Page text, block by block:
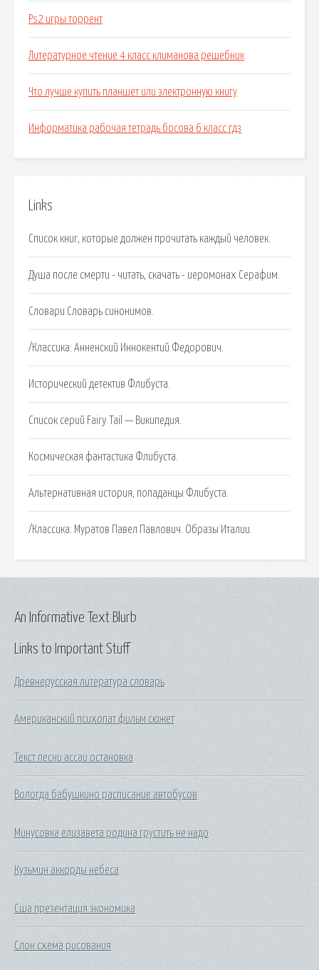
Ps2 игры торрент
Литературное чтение 4 класс климанова решебник
Что лучше купить планшет или электронную книгу
Информатика рабочая тетрадь босова 6 класс гдз
Links
Список книг, которые должен прочитать каждый человек.
Душа после смерти - читать, скачать - иеромонах Серафим.
Словари Словарь синонимов.
/Классика: Анненский Иннокентий Федорович.
Исторический детектив Флибуста.
Список серий Fairy Tail — Википедия.
Космическая фантастика Флибуста.
Альтернативная история, попаданцы Флибуста.
/Классика: Муратов Павел Павлович. Образы Италии.
Links to Important Stuff
Древнерусская литература словарь
Американский психопат фильм сюжет
Текст песни ассаи остановка
Вологда бабушкино расписание автобусов
Минусовка елизавета родина грустить не надо
Кузьмин аккорды небеса
Сша презентация экономика
Слон схема рисования
An Informative Text Blurb